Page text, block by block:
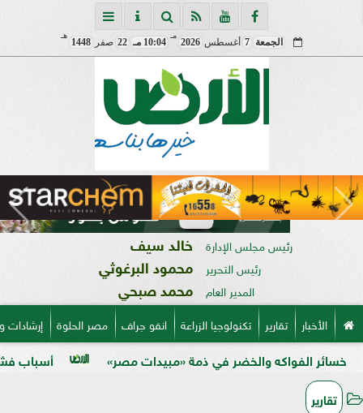
الجمعة 7 أغسطس 2026
مـ
10:04 مـ 22 صفر 1448
هـ
رئيس مجلس الإدارة خالد سيف
رئيس التحرير محمود البرغوثي
المدير العام محمد صبحي
الأخبار تقارير تكنولوجيا الزراعة انفو جراف مصر الحلوة
أسباب فشل تحجيم والخضر في ذمة «مبيدات مصر»
تقارير